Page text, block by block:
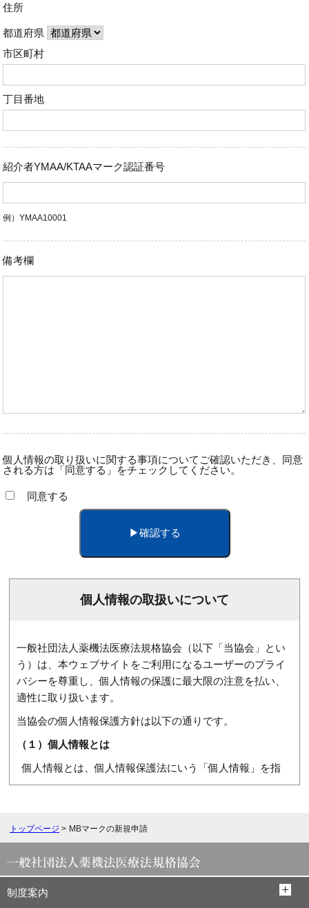
住所
都道府県
市区町村
丁目番地
紹介者YMAA/KTAAマーク認証番号
例）YMAA10001
備考欄
個人情報の取り扱いに関する事項についてご確認いただき、同意
される方は「同意する」をチェックしてください。
同意する
個人情報の取扱いについて
一般社団法人薬機法医療法規格協会（以下「当協会」とい
う）は、本ウェブサイトをご利用になるユーザーのプライ
バシーを尊重し、個人情報の保護に最大限の注意を払い、
適性に取り扱います。
当協会の個人情報保護方針は以下の通りです。
（１）個人情報とは
個人情報とは、個人情報保護法にいう「個人情報」を指
し、利用者個人に関する情報であって、当該情報に含まれ
情報と容易に照合することができ、それにより特定の個人
（２）個人情報の取り扱い
トップページ > MBマークの新規申請
制度案内